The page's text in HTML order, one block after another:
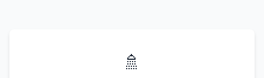
🚿